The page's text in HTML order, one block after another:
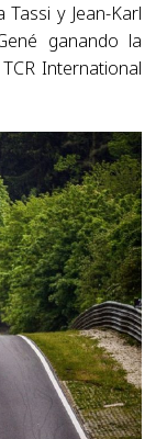
y Jean-Karl
ganando la
International